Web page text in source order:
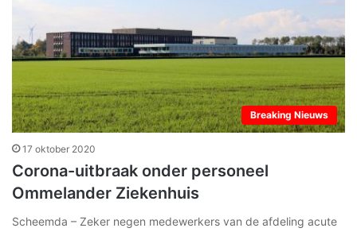
Breaking Nieuws
17 oktober 2020
Corona-uitbraak onder personeel
Ommelander Ziekenhuis
Scheemda – Zeker negen medewerkers van de afdeling acute